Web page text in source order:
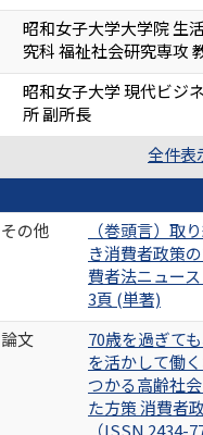
昭和女子大学大学院 生
究科 福祉社会研究専攻
昭和女子大学 現代ビジ
所 副所長
全件表
その他
（巻頭言）取
き消費者政策
費者法ニュー
3頁 (単著)
論文
70歳を過ぎて
を活かして働
つかる高齢社
た方策 消費者
（ISSN 2434-